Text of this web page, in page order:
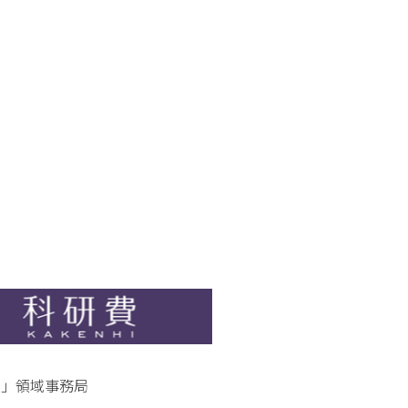
領域事務局